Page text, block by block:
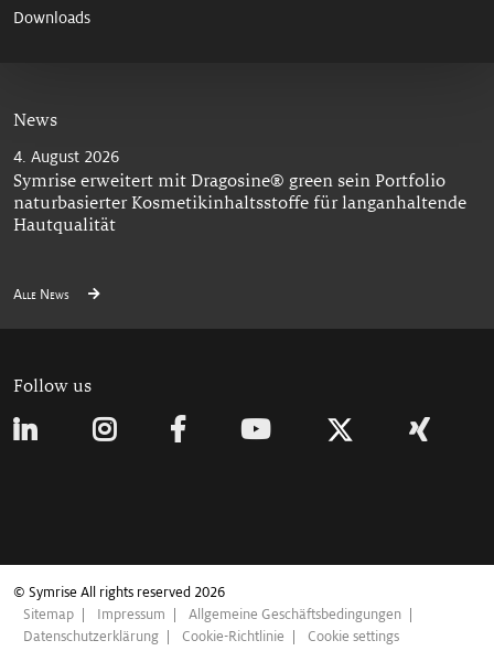
Downloads
News
4. August 2026
Symrise erweitert mit Dragosine® green sein Portfolio
naturbasierter Kosmetikinhaltsstoffe für langanhaltende
Hautqualität
Alle News
Follow us
© Symrise All rights reserved 2026
Sitemap
Impressum
Allgemeine Geschäftsbedingungen
Datenschutzerklärung
Cookie-Richtlinie Cookie settings